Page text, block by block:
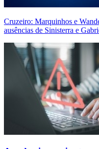
Cruzeiro: Marquinhos e
ausências de Sinisterra e